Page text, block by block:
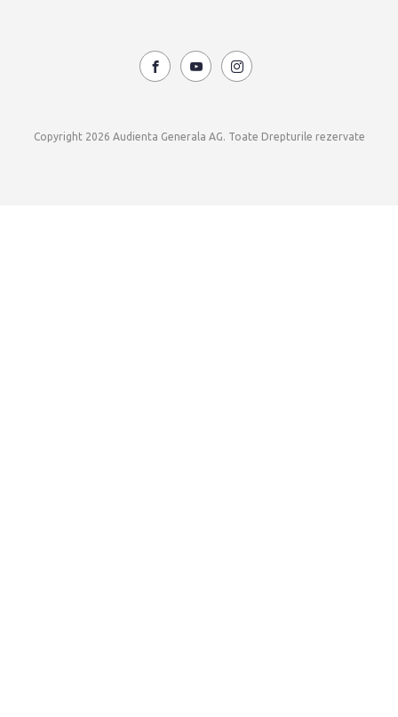
Copyright 2026 Audienta Generala AG. Toate Drepturile rezervate